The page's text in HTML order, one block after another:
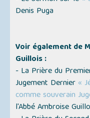
Denis Puga
Voir également de
Guillois :
- La Prière du
Jugement Dernier «
comme souverain
l'Abbé Ambroise